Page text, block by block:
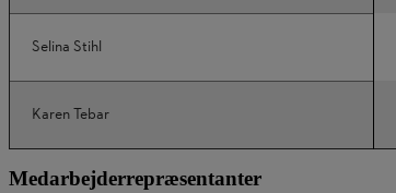
Selina Stihl
Karen Tebar
Medarbejderrepræsentanter